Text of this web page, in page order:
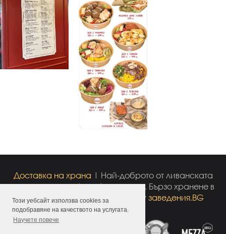
Този уебсайт използва cookies за
подобравяне на качеството на услугата.
Научете повече
Доставка на храна | Най-доброто от ливанската
кухня - разядки, фалафел, дюнер. Бързо хранене в
София | All rights reserved
by заведения.BG